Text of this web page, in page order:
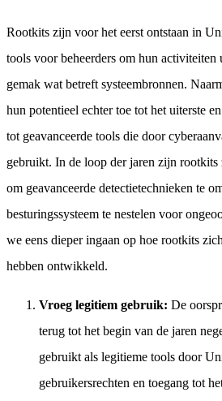
Rootkits zijn voor het eerst ontstaan in
tools voor beheerders om hun activiteiten
gemak wat betreft systeembronnen.
hun potentieel echter toe tot het uiterste
tot geavanceerde tools die door
gebruikt. In de loop der jaren zijn
om geavanceerde detectietechnieken te
besturingssysteem te nestelen voor
we eens dieper ingaan op hoe rootkits
hebben ontwikkeld.
Vroeg legitiem gebruik: De
terug tot het begin van de jaren
gebruikt als legitieme tools door
gebruikersrechten en toegang tot